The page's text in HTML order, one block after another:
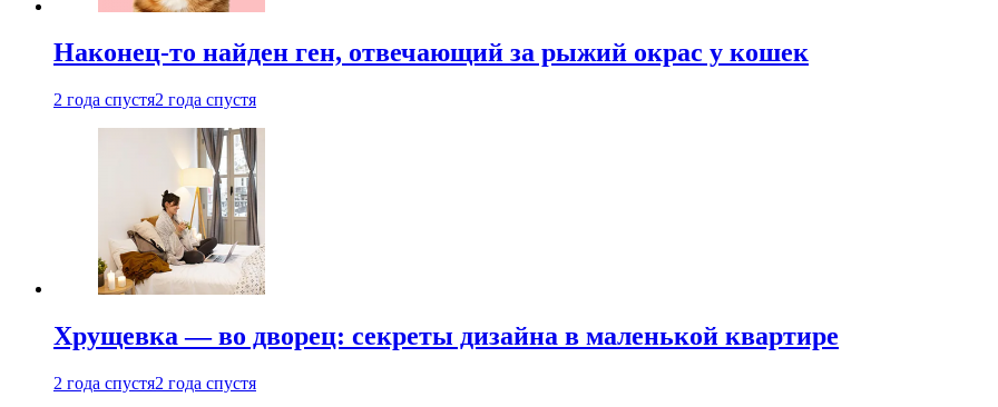
Наконец-то найден ген, отвечающий за рыжий окрас у кошек
2 года спустя2 года спустя
Хрущевка — во дворец: секреты дизайна в маленькой квартире
2 года спустя2 года спустя